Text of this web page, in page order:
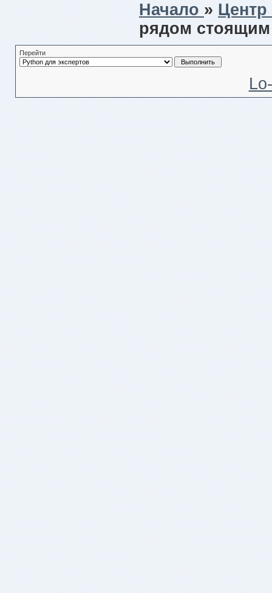
Начало»
рядом
Перейти